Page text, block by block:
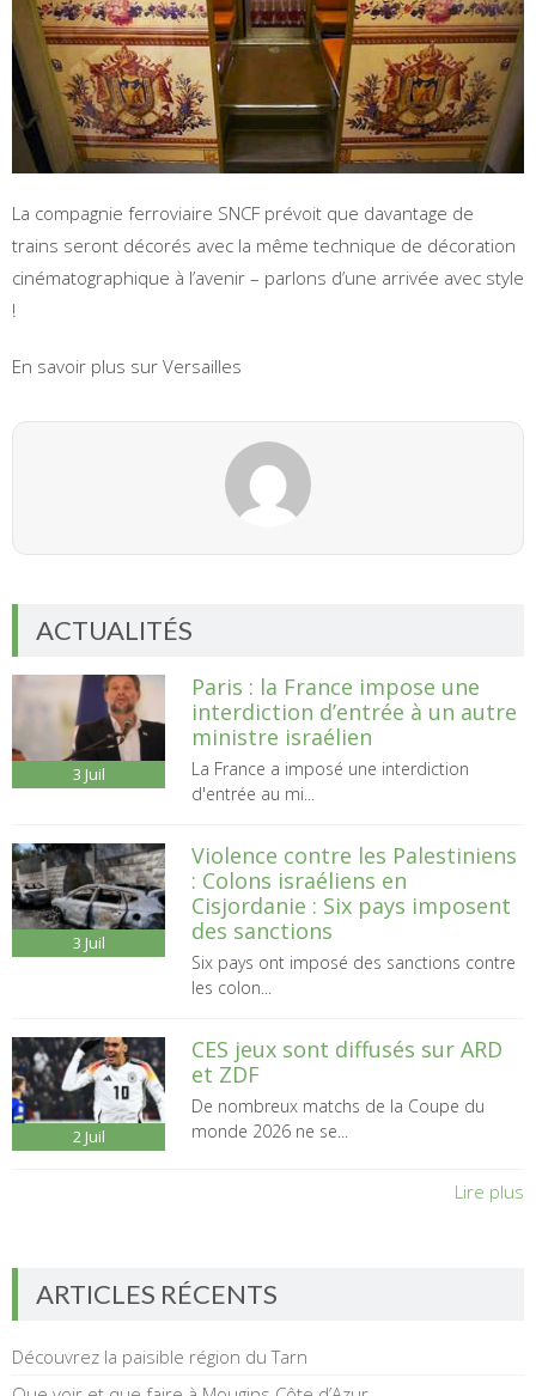
La compagnie ferroviaire SNCF prévoit que davantage de
trains seront décorés avec la même technique de décoration
cinématographique à l’avenir – parlons d’une arrivée avec style
!
En savoir plus sur Versailles
ACTUALITÉS
3 Juil
Paris : la France impose une
interdiction d’entrée à un autre
ministre israélien
La France a imposé une interdiction
d'entrée au mi...
3 Juil
Violence contre les Palestiniens
: Colons israéliens en
Cisjordanie : Six pays imposent
des sanctions
Six pays ont imposé des sanctions contre
les colon...
2 Juil
CES jeux sont diffusés sur ARD
et ZDF
De nombreux matchs de la Coupe du
monde 2026 ne se...
Lire plus
ARTICLES RÉCENTS
Découvrez la paisible région du Tarn